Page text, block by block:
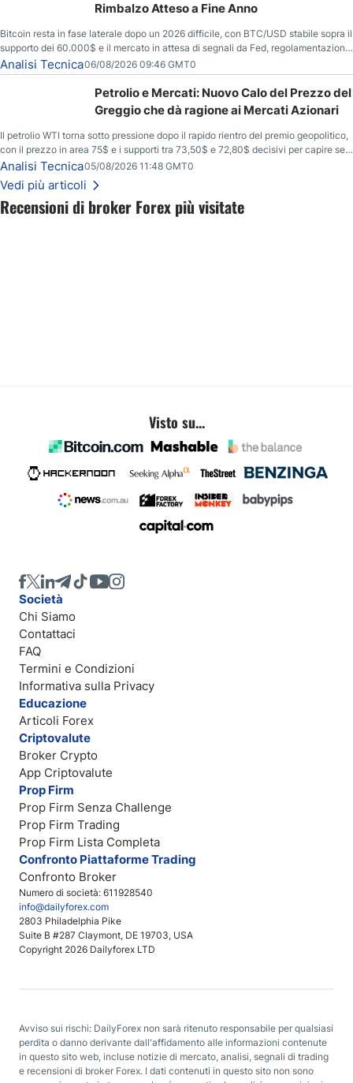
Recensioni di broker Forex più visitate
Rimbalzo Atteso a Fine Anno
Bitcoin resta in fase laterale dopo un 2026 difficile, con BTC/USD stabile sopra il
supporto dei 60.000$ e il mercato in attesa di segnali da Fed, regolamentazione
USA ed elezioni di medio termine.
Analisi Tecnica06/08/2026 09:46 GMT0
Petrolio e Mercati: Nuovo Calo del Prezzo del
Greggio che dà ragione ai Mercati Azionari
Il petrolio WTI torna sotto pressione dopo il rapido rientro del premio geopolitico,
con il prezzo in area 75$ e i supporti tra 73,50$ e 72,80$ decisivi per capire se il
ribasso potrà estendersi verso quota 70$.
Analisi Tecnica05/08/2026 11:48 GMT0
Vedi più articoli
Visto su...
Numero di società: 611928540
info@dailyforex.com
2803 Philadelphia Pike
Suite B #287 Claymont, DE 19703, USA
Copyright 2026 Dailyforex LTD
Società
Chi Siamo
Contattaci
FAQ
Termini e Condizioni
Informativa sulla Privacy
Educazione
Articoli Forex
Criptovalute
Broker Crypto
App Criptovalute
Prop Firm
Prop Firm Senza Challenge
Prop Firm Trading
Prop Firm Lista Completa
Confronto Piattaforme Trading
Confronto Broker
Avviso sui rischi: DailyForex non sarà ritenuto responsabile per qualsiasi
perdita o danno derivante dall'affidamento alle informazioni contenute
in questo sito web, incluse notizie di mercato, analisi, segnali di trading
e recensioni di broker Forex. I dati contenuti in questo sito non sono